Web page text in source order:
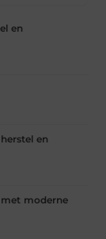
en
en
moderne